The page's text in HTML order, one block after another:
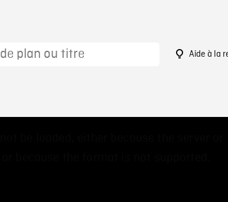
Aide à la